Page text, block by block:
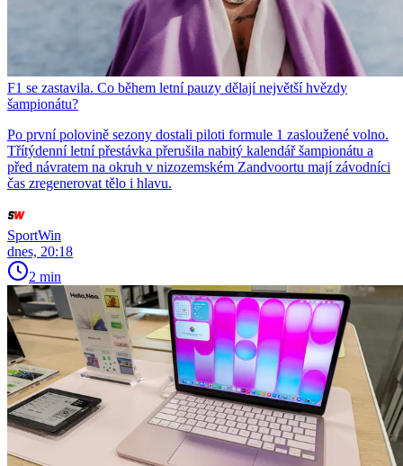
F1 se zastavila. Co během letní pauzy dělají největší hvězdy
šampionátu?
Po první polovině sezony dostali piloti formule 1 zasloužené volno.
Třítýdenní letní přestávka přerušila nabitý kalendář šampionátu a
před návratem na okruh v nizozemském Zandvoortu mají závodníci
čas zregenerovat tělo i hlavu.
SportWin
dnes, 20:18
2 min